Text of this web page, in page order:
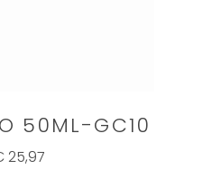
50ML-GC10
25,97